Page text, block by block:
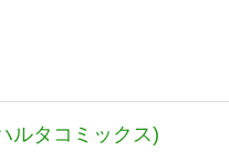
ルタコミックス)